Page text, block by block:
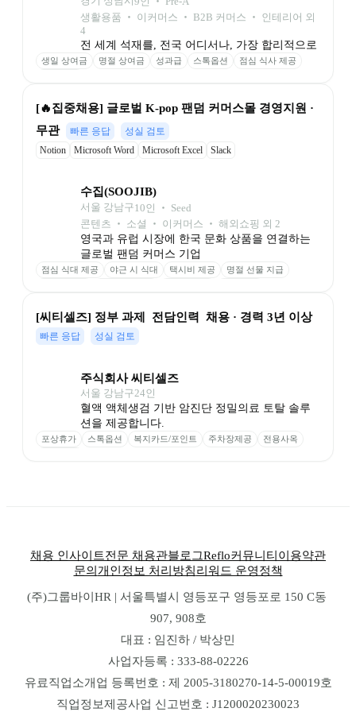
생활용품 ‧ 이커머스 ‧ B2B 커머스 ‧ 인테리어 외
4
전 세계 석재를, 전국 어디서나, 가장 합리적으로
생일 상여금 명절 상여금 성과급 스톡옵션
점심 식사 제공
[🔥집중채용] 글로벌 K-pop 팬덤 커머스몰 경영지원 ·
무관
빠른 응답
성실 검토
Notion
Microsoft Word Microsoft Excel Slack
수집(SOOJIB)
서울 강남구10인 ‧ Seed
콘텐츠 ‧ 소셜 ‧ 이커머스 ‧ 해외쇼핑 외 2
영국과 유럽 시장에 한국 문화 상품을 연결하는
글로벌 팬덤 커머스 기업
점심 식대 제공 야근 시 식대 택시비 제공
명절 선물 지급
[씨티셀즈] 정부 과제  전담인력  채용 · 경력 3년 이상
빠른 응답 성실 검토
주식회사 씨티셀즈
서울 강남구24인
혈액 액체생검 기반 암진단 정밀의료 토탈 솔루
션을 제공합니다.
포상휴가 스톡옵션 복지카드/포인트 주차장제공
전용사옥
채용 인사이트전문 채용관블로그Reflo커뮤니티 이용약관
문의 개인정보 처리방침리워드 운영정책
(주)그룹바이HR | 서울특별시 영등포구 영등포로 150 C동
907, 908호
대표 : 임진하 / 박상민
사업자등록 : 333-88-02226
유료직업소개업 등록번호 : 제 2005-3180270-14-5-00019호
직업정보제공사업 신고번호 : J1200020230023